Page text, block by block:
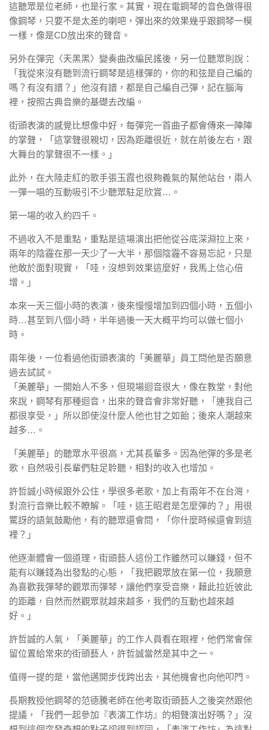
這聽眾是位老師，也是行家。其實，現在電鋼琴的音色做得很
像鋼琴，只要不是太差的喇吧，彈出來的效果幾乎跟鋼琴一模
一樣，像是CD放出來的聲音。
另外在彈完〈天黑黑〉變奏曲改編民謠後，另一位聽眾則說：
「我從來沒有聽到流行鋼琴是這樣彈的，你的和弦是自己編的
嗎？有沒有譜？」他沒有譜，都是自己編自己彈，記在腦海
裡，按照古典音樂的基礎去改編。
街頭表演的感覺比想像中好，每彈完一首曲子都會傳來一陣陣
的掌聲，「這掌聲很親切，因為距離很近，就在前後左右，跟
大舞台的掌聲很不一樣。」
此外，在大陸走紅的歌手張玉霞也很夠義氣的幫他站台，兩人
一彈一唱的互動吸引不少聽眾駐足欣賞…。
第一場的收入約四千。
不過收入不是重點，重點是這場演出把他從谷底深淵拉上來，
兩年的陰霾在那一天少了一大半，那個陰霾不容易忘記，只是
他敢於面對現實，「哇，沒想到效果這麼好，我馬上信心倍
增。」
本來一天三個小時的表演，後來慢慢增加到四個小時，五個小
時…甚至到八個小時，半年過後一天大概平均可以做七個小
時。
兩年後，一位看過他街頭表演的「美麗華」員工問他是否願意
過去試試。
「美麗華」一開始人不多，但現場迴音很大，像在教堂，對他
來說，鋼琴有那種迴音，出來的聲音會非常好聽，「連我自己
都很享受，」所以即使沒什麼人他也甘之如飴；後來人潮越來
越多…。
「美麗華」的聽眾水平很高，尤其長輩多。因為他彈的多是老
歌，自然吸引長輩們駐足聆聽，相對的收入也增加。
許哲誠小時候跟外公住，學很多老歌，加上有兩年不在台灣，
對流行音樂比較不瞭解。「哇，這王昭君是怎麼彈的？」用很
驚訝的語氣鼓勵他，有的聽眾還會問，「你什麼時候還會到這
裡？」
他逐漸體會一個道理，街頭藝人這份工作雖然可以賺錢，但不
能有以賺錢為出發點的心態，「我把觀眾放在第一位，我願意
為喜歡我彈琴的觀眾而彈琴，讓他們享受音樂，藉此拉近彼此
的距離，自然而然觀眾就越來越多，我們的互動也越來越
好。」
許哲誠的人氣，「美麗華」的工作人員看在眼裡，他們常會保
留位置給常來的街頭藝人，許哲誠當然是其中之一。
值得一提的是，當他邁開步伐跨出去，其他機會也向他叩門。
長期教授他鋼琴的范德騰老師在他考取街頭藝人之後突然跟他
提議，「我們一起參加『表演工作坊』的相聲演出好嗎？」沒